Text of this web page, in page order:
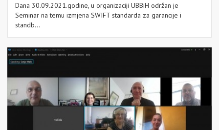
Dana 30.09.2021.godine, u organizaciji UBBiH održan je
Seminar na temu izmjena SWIFT standarda za garancije i
standb...